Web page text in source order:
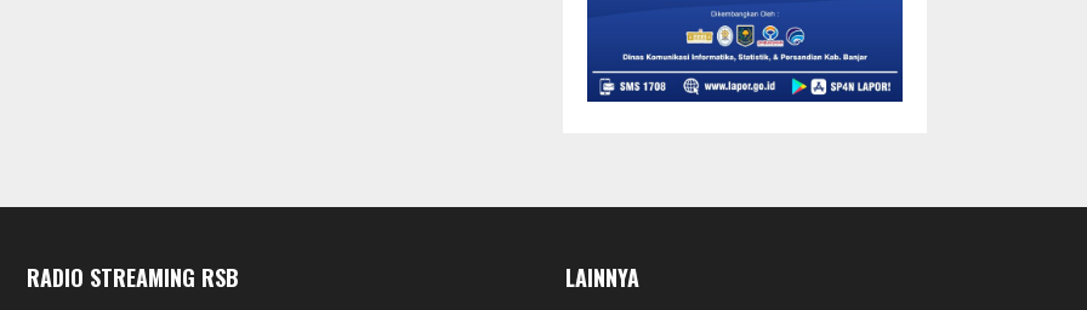
RADIO STREAMING RSB LAINNYA